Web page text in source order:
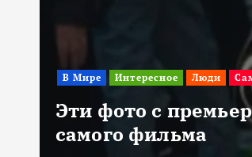
В Мире Интересное Люди
Эти фото с
самого фильма